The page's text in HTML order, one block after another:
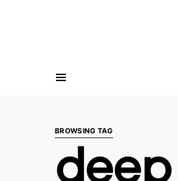
Search for:
BROWSING TAG